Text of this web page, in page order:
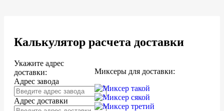
Калькулятор расчета доставки
Укажите адрес
доставки:
Адрес завода
Адрес доставки
Миксеры для доставки: